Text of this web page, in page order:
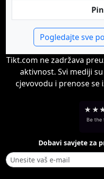
Pogledajte sve
Tikt.com ne zadržava
aktivnost. Svi mediji
cjevovodu i prenose se
★ ★
Be the
Dobavi savjete za